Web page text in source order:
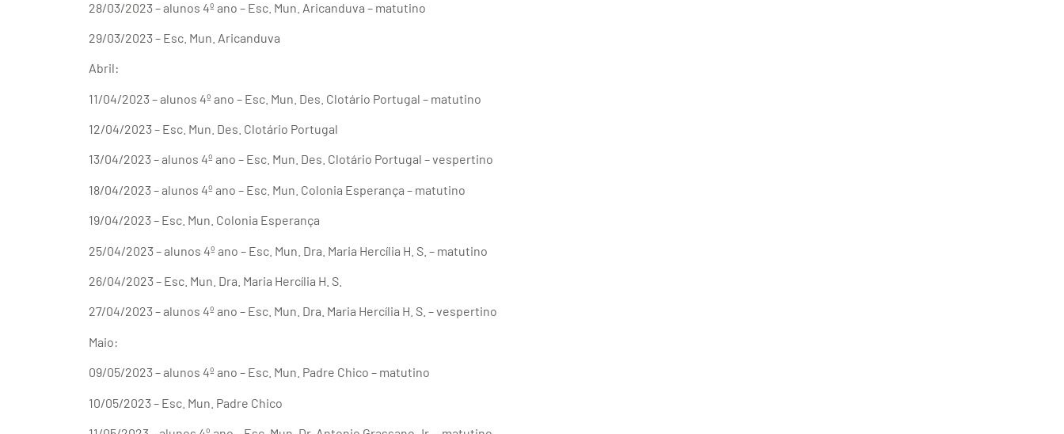
28/03/2023 – alunos 4º ano – Esc. Mun. Aricanduva – matutino
29/03/2023 – Esc. Mun. Aricanduva
Abril:
11/04/2023 – alunos 4º ano – Esc. Mun. Des. Clotário Portugal – matutino
12/04/2023 – Esc. Mun. Des. Clotário Portugal
13/04/2023 – alunos 4º ano – Esc. Mun. Des. Clotário Portugal – vespertino
18/04/2023 – alunos 4º ano – Esc. Mun. Colonia Esperança – matutino
19/04/2023 – Esc. Mun. Colonia Esperança
25/04/2023 – alunos 4º ano – Esc. Mun. Dra. Maria Hercília H. S. – matutino
26/04/2023 – Esc. Mun. Dra. Maria Hercília H. S.
27/04/2023 – alunos 4º ano – Esc. Mun. Dra. Maria Hercília H. S. – vespertino
Maio:
09/05/2023 – alunos 4º ano – Esc. Mun. Padre Chico – matutino
10/05/2023 – Esc. Mun. Padre Chico